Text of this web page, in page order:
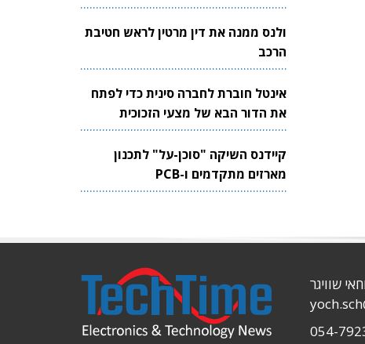
ולנס ממנה את דין מרטין לראש חטיבת
הרכב
אינטל חוברת לחברה סינית כדי לפתח
את הדור הבא של מצעי הזכוכית
לשבבים
קיידנס השיקה "סוכן-על" לתכנון
מארזים מתקדמים ו-PCB
שוויגר
054-